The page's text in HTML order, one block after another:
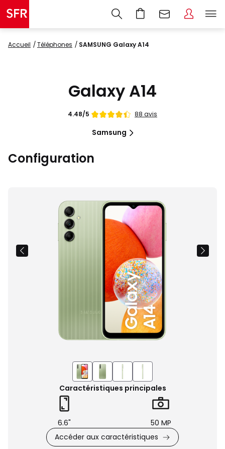
Accueil Téléphones SAMSUNG Galaxy A14
Galaxy A14
4.48/5 Note
4.48
5
88 avis
Samsung
Configuration
Images
produit
Caractéristiques principales
6.6"
50 MP
Accéder aux caractéristiques